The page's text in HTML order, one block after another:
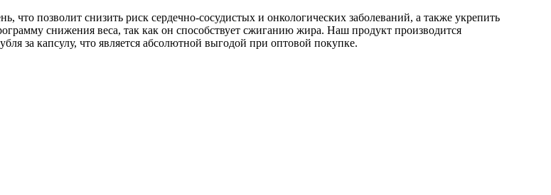
позволит снизить риск сердечно-сосудистых и онкологических заболеваний, а также укрепить
снижения веса, так как он способствует сжиганию жира. Наш продукт производится
за капсулу, что является абсолютной выгодой при оптовой покупке.